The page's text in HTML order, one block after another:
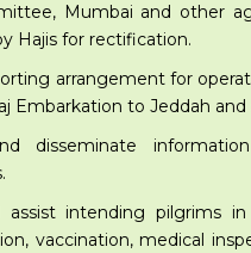
Mumbai and other
Hajis for rectification.
arrangement for
Embarkation to Jeddah and
disseminate
assist intending pilgrims
vaccination, medical